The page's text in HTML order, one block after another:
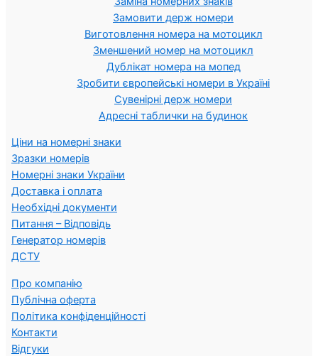
Замовити держ номери
Виготовлення номера на мотоцикл
Зменшений номер на мотоцикл
Дублікат номера на мопед
Зробити європейські номери в Україні
Сувенірні держ номери
Адресні таблички на будинок
Ціни на номерні знаки
Зразки номерів
Номерні знаки України
Доставка і оплата
Необхідні документи
Питання – Відповідь
Генератор номерів
ДСТУ
Про компанію
Публічна оферта
Політика конфіденційності
Контакти
Відгуки